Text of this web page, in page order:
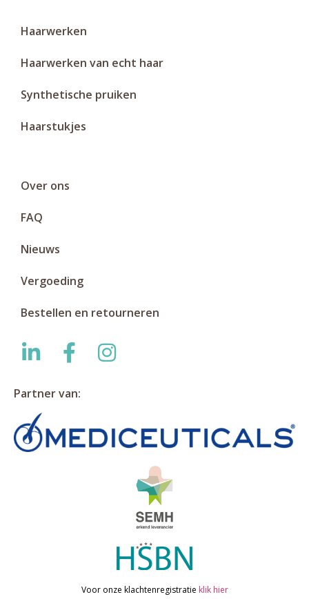
Haarwerken
Haarwerken van echt haar
Synthetische pruiken
Haarstukjes
Over ons
FAQ
Nieuws
Vergoeding
Bestellen en retourneren
Partner van:
Voor onze klachtenregistratie klik hier